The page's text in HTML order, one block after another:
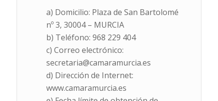
a) Domicilio: Plaza de San Bartolomé
nº 3, 30004 – MURCIA
b) Teléfono: 968 229 404
c) Correo electrónico:
secretaria@camaramurcia.es
d) Dirección de Internet:
www.camaramurcia.es